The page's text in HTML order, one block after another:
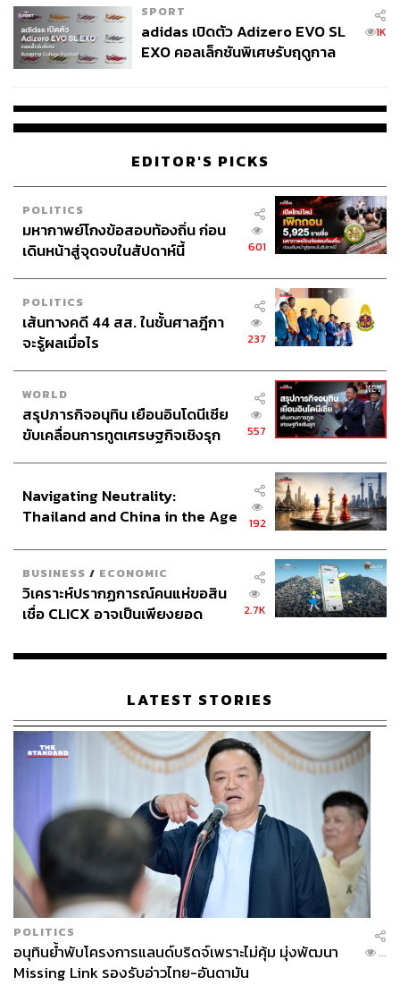
SPORT
adidas เปิดตัว Adizero EVO SL
EXO คอลเล็กชันพิเศษรับฤดูกาล
1K
EDITOR'S PICKS
POLITICS
มหากาพย์โกงข้อสอบท้องถิ่น ก่อน
เดินหน้าสู่จุดจบในสัปดาห์นี้
601
POLITICS
เส้นทางคดี 44 สส. ในชั้นศาลฎีกา
จะรู้ผลเมื่อไร
237
WORLD
สรุปภารกิจอนุทิน เยือนอินโดนีเซีย
ขับเคลื่อนการทูตเศรษฐกิจเชิงรุก
557
Navigating Neutrality:
Thailand and China in the Age
192
BUSINESS / ECONOMIC
วิเคราะห์ปรากฏการณ์คนแห่ขอสิน
เชื่อ CLICX อาจเป็นเพียงยอด
เรือนไทยที่ถูกซุกไว้
2.7K
LATEST STORIES
POLITICS
อนุทินย้ำพับโครงการแลนด์บริดจ์เพราะไม่คุ้ม มุ่งพัฒนา
Missing Link รองรับอ่าวไทย-อันดามัน
...